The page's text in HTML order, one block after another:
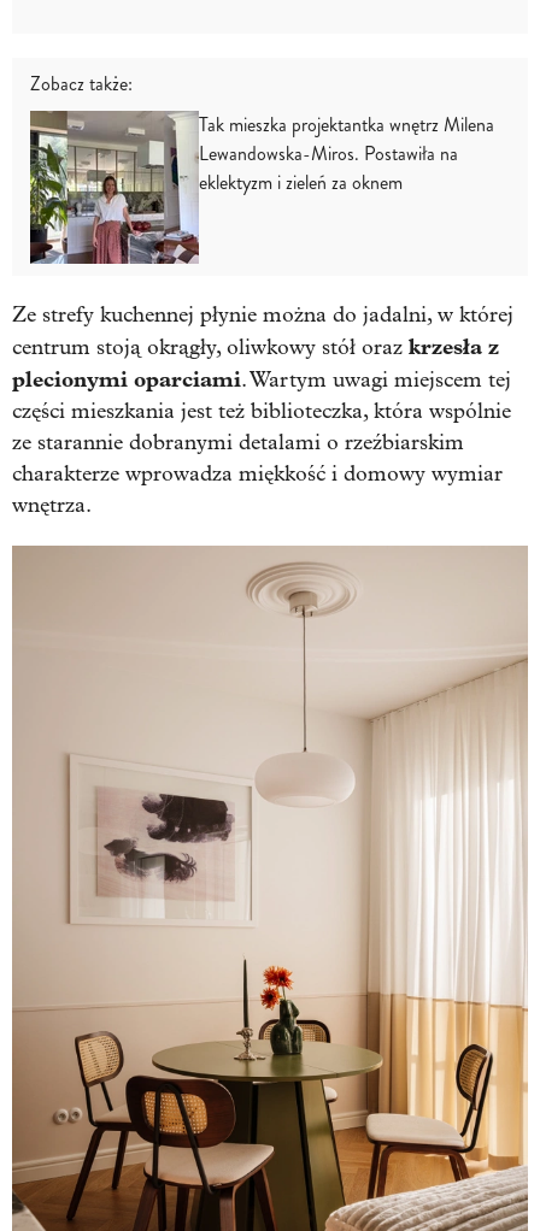
Zobacz także:
Tak mieszka projektantka wnętrz Milena
Lewandowska-Miros. Postawiła na
eklektyzm i zieleń za oknem
Ze strefy kuchennej płynie można do jadalni, w której
centrum stoją okrągły, oliwkowy stół oraz krzesła z
plecionymi oparciami. Wartym uwagi miejscem tej
części mieszkania jest też biblioteczka, która wspólnie
ze starannie dobranymi detalami o rzeźbiarskim
charakterze wprowadza miękkość i domowy wymiar
wnętrza.